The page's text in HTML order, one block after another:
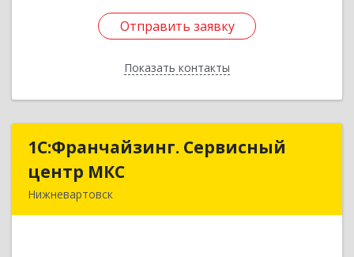
Отправить заявку
Показать контакты
Отправить заявку
Назад
1С:Франчайзинг. Сервисный
центр МКС
Нижневартовск
1С:Франчайзинг. Сервисный